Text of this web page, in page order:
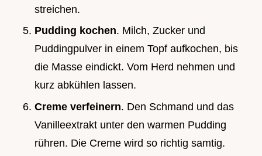
streichen.
Pudding kochen. Milch, Zucker und
Puddingpulver in einem Topf aufkochen, bis
die Masse eindickt. Vom Herd nehmen und
kurz abkühlen lassen.
Creme verfeinern. Den Schmand und das
Vanilleextrakt unter den warmen Pudding
rühren. Die Creme wird so richtig samtig.